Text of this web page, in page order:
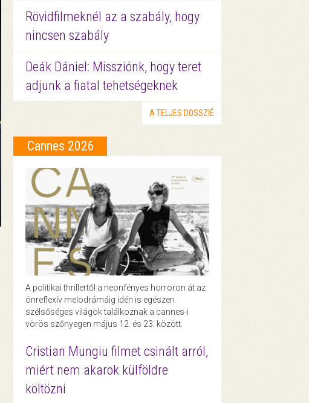
Rövidfilmeknél az a szabály, hogy
nincsen szabály
Deák Dániel: Missziónk, hogy teret
adjunk a fiatal tehetségeknek
A TELJES DOSSZIÉ
Cannes 2026
A politikai thrillertől a neonfényes horroron át az
önreflexív melodrámáig idén is egészen
szélsőséges világok találkoznak a cannes-i
vörös szőnyegen május 12. és 23. között.
Cristian Mungiu filmet csinált arról,
miért nem akarok külföldre
költözni